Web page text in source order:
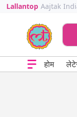
Lallantop Aajtak
होम